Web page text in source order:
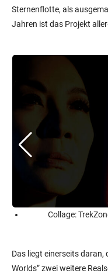
Sternenflotte, als
Jahren ist das Projekt
Collage:
Das liegt einerseits daran,
Worlds” zwei weitere